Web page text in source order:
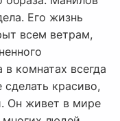
Его жизнь
всем ветрам,
комнатах всегда
красиво,
Он живет в мире